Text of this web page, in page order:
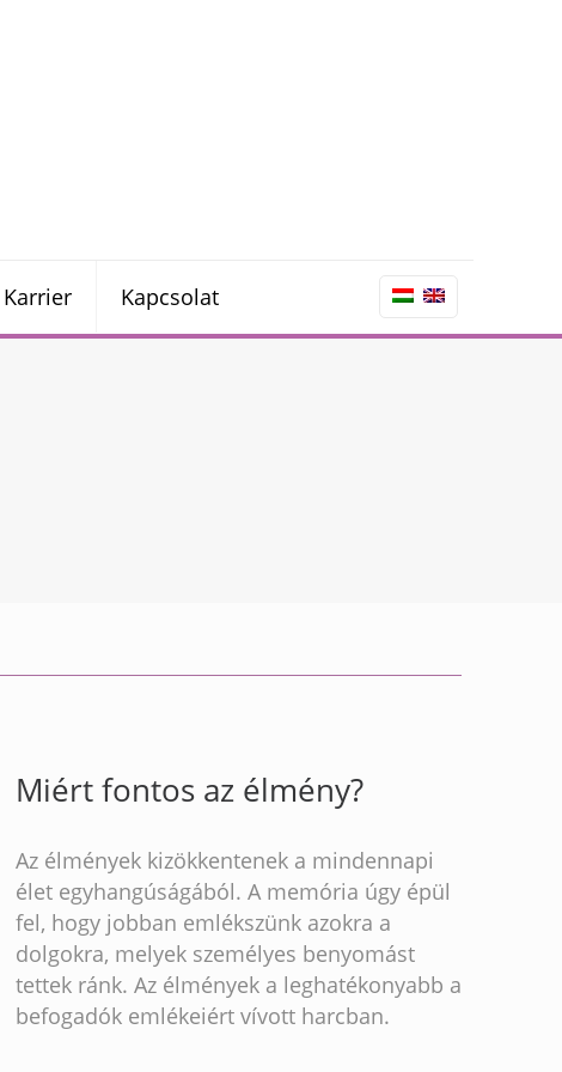
Karrier Kapcsolat
Miért fontos az élmény?
Az élmények kizökkentenek a mindennapi
élet egyhangúságából. A memória úgy épül
fel, hogy jobban emlékszünk azokra a
dolgokra, melyek személyes benyomást
tettek ránk. Az élmények a leghatékonyabb a
befogadók emlékeiért vívott harcban.